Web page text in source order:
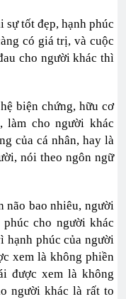
sự tốt đẹp, hạnh phúc
có giá trị, và cuộc
cho người khác thì
biện chứng, hữu cơ
làm cho người khác
của cá nhân, hay là
nói theo ngôn ngữ
não bao nhiêu, người
cho người khác
hạnh phúc của người
xem là không phiền
được xem là không
người khác là rất to